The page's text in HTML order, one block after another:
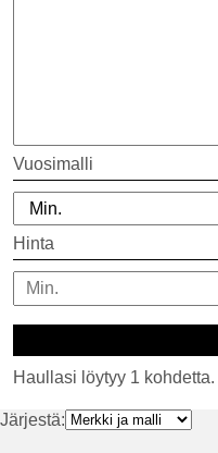
Vuosimalli
Hinta
Haullasi löytyy 1 kohdetta.
Järjestä: